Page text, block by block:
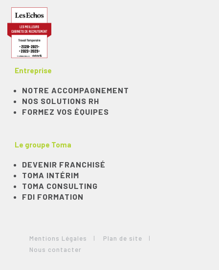
Entreprise
NOTRE ACCOMPAGNEMENT
NOS SOLUTIONS RH
FORMEZ VOS ÉQUIPES
Le groupe Toma
DEVENIR FRANCHISÉ
TOMA INTÉRIM
TOMA CONSULTING
FDI FORMATION
Mentions Légales
Plan de site
Nous contacter